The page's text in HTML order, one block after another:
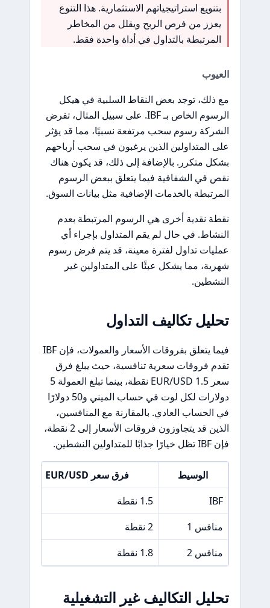
بتنويع استراتيجياتهم الاستثمارية. هذا التنوع
يعزز من فرص الربح ويقلل من المخاطر
المرتبطة بالتداول في أداة واحدة فقط.
العيوب
مع ذلك، توجد بعض النقاط السلبية في هيكل
الرسوم الخاص بـ IBF. على سبيل المثال، تفرض
الشركة رسوم سحب مرتفعة نسبيًا، مما قد يؤثر
على المتداولين الذين يرغبون في سحب أرباحهم
بشكل متكرر. بالإضافة إلى ذلك، قد يكون هناك
نقص في الشفافية فيما يتعلق ببعض الرسوم
المرتبطة بالخدمات الإضافية مثل بيانات السوق.
نقطة نقدية أخرى هي الرسوم المرتبطة بعدم
النشاط. في حال لم يقم المتداول بإجراء أي
عمليات تداول لفترة معينة، قد يتم فرض رسوم
شهرية، مما يشكل عبئًا على المتداولين غير
النشطين.
تحليل تكاليف التداول
فيما يتعلق بفروقات الأسعار والعمولات، فإن IBF
تقدم فروقات سعرية تنافسية، حيث يبلغ فرق
سعر EUR/USD 1.5 نقطة، بينما تبلغ العمولة 5
دولارات لكل لوت في حساب الميني و50 دولارًا
في الحساب العادي. بالمقارنة مع المنافسين،
الذين قد يتجاوزون فروقات الأسعار إلى 2 نقطة،
فإن IBF تظل خيارًا جذابًا للمتداولين النشطين.
الوسيط
فرق سعر EUR/USD
IBF
1.5 نقطة
منافس 1
2 نقطة
منافس 2
1.8 نقطة
تحليل التكاليف غير التشغيلية